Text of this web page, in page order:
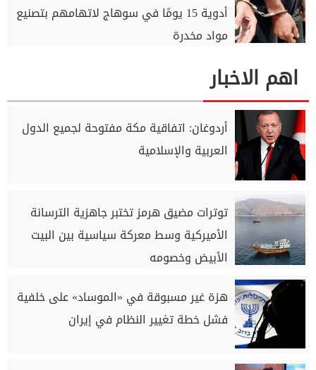
أدوية 15 يومًا في سوهاج لاتهامهم بتصنيع
مواد مخدرة
اهم الاخبار
أردوغان: اتفاقية مكة مفتوحة لجميع الدول
العربية والإسلامية
توترات مضيق هرمز تختبر جاهزية الترسانة
الأميركية وسط معركة سياسية بين البيت
الأبيض وخصومه
هزة غير مسبوقة في «الموساد» على خلفية
فشل خطة تغيير النظام في إيران